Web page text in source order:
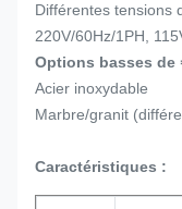
Différentes tensions
220V/60Hz/1PH,
Options basses de
Acier inoxydable
Marbre/granit
Caractéristiques :